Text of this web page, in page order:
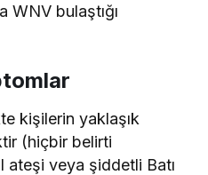
WNV bulaştığı
kişilerin yaklaşık
(hiçbir belirti
ateşi veya şiddetli Batı